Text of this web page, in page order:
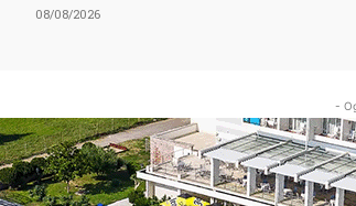
08/08/2026
-